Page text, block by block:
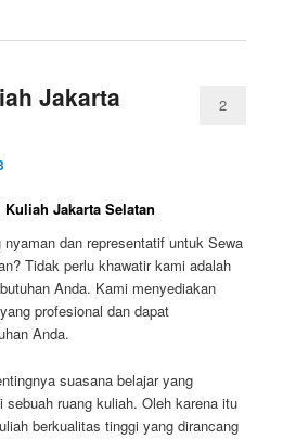
Jakarta
2
Jakarta Selatan
dan representatif untuk Sewa
Tidak perlu khawatir kami adalah
Anda. Kami menyediakan
profesional dan dapat
Anda.
suasana belajar yang
sebuah ruang kuliah. Oleh karena itu
berkualitas tinggi yang dirancang